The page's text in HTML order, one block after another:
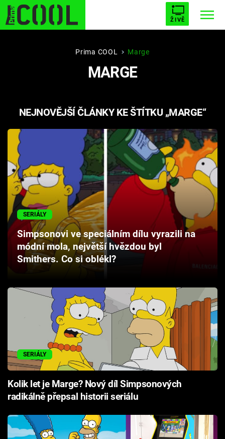
ŽIVĚ
STARHOUSE BUFFY, PŘEMOŽITELKA UPÍRŮ
PLNEJ KOTEL AVENGERS 5
Filmy
Seriály
Hry
Cool Esport
Pořady
TV Program
Sledujte prima+
Přihlášení
Sledujte nás
Prima COOL Marge
MARGE
NEJNOVĚJŠÍ ČLÁNKY KE ŠTÍTKU „MARGE“
SERIÁLY
Simpsonovi ve speciálním dílu vyrazili na
módní mola, největší hvězdou byl
Smithers. Co si oblékl?
SERIÁLY
Kolik let je Marge? Nový díl Simpsonových
radikálně přepsal historii seriálu